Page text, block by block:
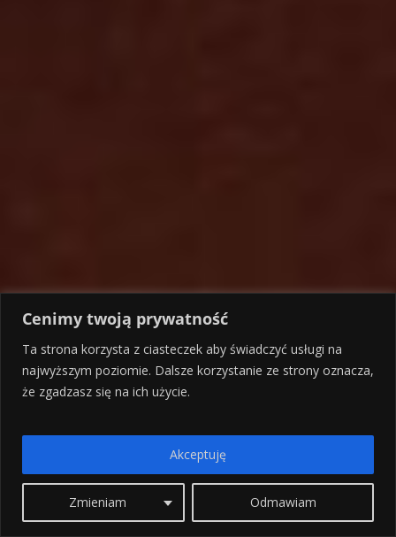
Cenimy twoją prywatność
Ta strona korzysta z ciasteczek aby świadczyć usługi na
najwyższym poziomie. Dalsze korzystanie ze strony oznacza,
że zgadzasz się na ich użycie.
Zmieniam Odmawiam
Akceptuję
TOP 10 najbardziej
magicznych, greckich